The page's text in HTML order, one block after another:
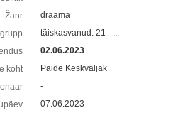
Žanr
draama
täiskasvanud: 21 - ...
02.06.2023
koht
Paide Keskväljak
-
07.06.2023